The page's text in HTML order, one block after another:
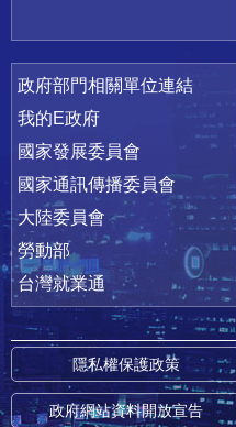
政府部門相關單位連結
我的E政府
國家發展委員會
國家通訊傳播委員會
大陸委員會
勞動部
台灣就業通
隱私權保護政策
政府網站資料開放宣告